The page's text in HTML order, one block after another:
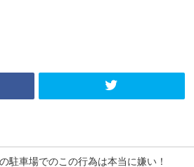
駐車場でのこの行為は本当に嫌い！